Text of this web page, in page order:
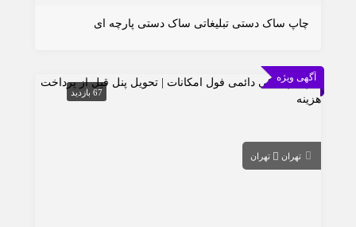
چاپ ساک دستی تبلیغاتی ساک دستی پارچه ای
آگهی ویژه
67 بازدید
تهران تهران